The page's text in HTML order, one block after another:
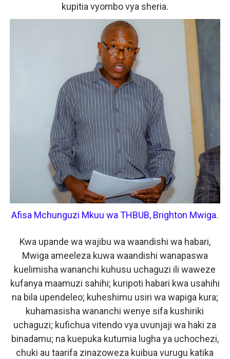
kupitia vyombo vya sheria.
Afisa Mchunguzi Mkuu wa THBUB, Brighton Mwiga.
Kwa upande wa wajibu wa waandishi wa habari,
Mwiga ameeleza kuwa waandishi wanapaswa
kuelimisha wananchi kuhusu uchaguzi ili waweze
kufanya maamuzi sahihi; kuripoti habari kwa usahihi
na bila upendeleo; kuheshimu usiri wa wapiga kura;
kuhamasisha wananchi wenye sifa kushiriki
uchaguzi; kufichua vitendo vya uvunjaji wa haki za
binadamu; na kuepuka kutumia lugha ya uchochezi,
chuki au taarifa zinazoweza kuibua vurugu katika